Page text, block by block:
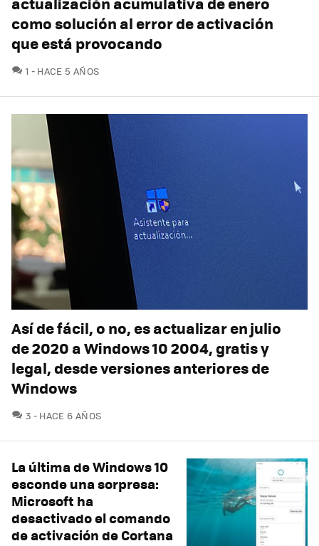
como solución al error de activación
que está provocando
1 COMENTARIOS
HACE 5 AÑOS
Así de fácil, o no, es actualizar en julio
de 2020 a Windows 10 2004, gratis y
legal, desde versiones anteriores de
Windows
3 COMENTARIOS
HACE 6 AÑOS
La última de Windows 10
esconde una sorpresa:
Microsoft ha
desactivado el comando
de activación de Cortana